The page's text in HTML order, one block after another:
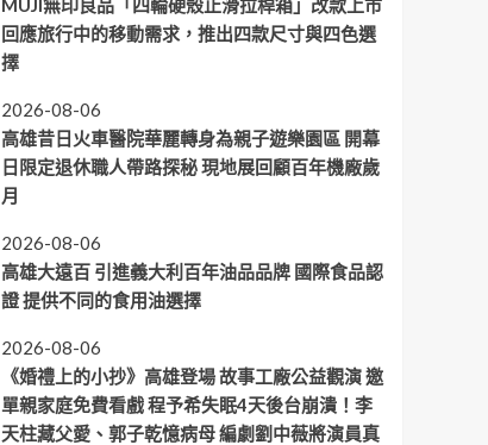
MUJI無印良品「四輪硬殼止滑拉桿箱」改款上市
回應旅行中的移動需求，推出四款尺寸與四色選
擇
2026-08-06
高雄昔日火車醫院華麗轉身為親子遊樂園區 開幕
日限定退休職人帶路探秘 現地展回顧百年機廠歲
月
2026-08-06
高雄大遠百 引進義大利百年油品品牌 國際食品認
證 提供不同的食用油選擇
2026-08-06
《婚禮上的小抄》高雄登場 故事工廠公益觀演 邀
單親家庭免費看戲 程予希失眠4天後台崩潰！李
天柱藏父愛、郭子乾憶病母 編劇劉中薇將演員真